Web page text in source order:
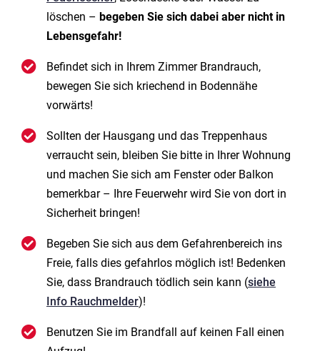
löschen – begeben Sie sich dabei aber nicht in
Lebensgefahr!
Befindet sich in Ihrem Zimmer Brandrauch,
bewegen Sie sich kriechend in Bodennähe
vorwärts!
Sollten der Hausgang und das Treppenhaus
verraucht sein, bleiben Sie bitte in Ihrer Wohnung
und machen Sie sich am Fenster oder Balkon
bemerkbar – Ihre Feuerwehr wird Sie von dort in
Sicherheit bringen!
Begeben Sie sich aus dem Gefahrenbereich ins
Freie, falls dies gefahrlos möglich ist! Bedenken
Sie, dass Brandrauch tödlich sein kann (siehe
Info Rauchmelder)!
Benutzen Sie im Brandfall auf keinen Fall einen